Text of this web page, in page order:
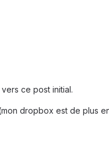
ce post initial.
dropbox est de plus